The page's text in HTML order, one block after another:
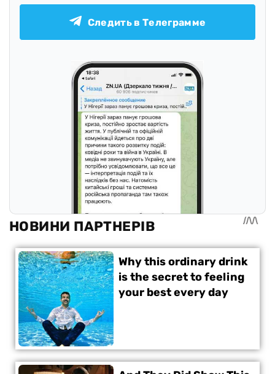
Следить в Телеграмме